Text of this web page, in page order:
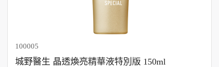
100005
城野醫生 晶透煥亮精華液特別版 150ml